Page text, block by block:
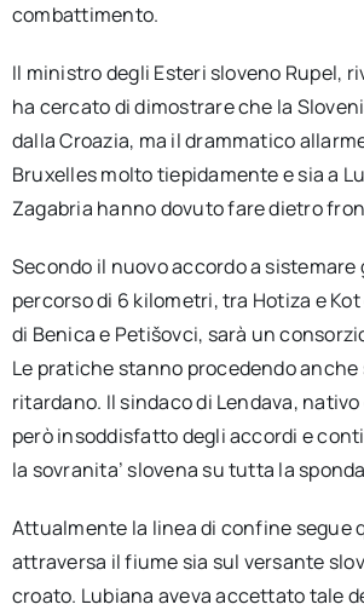
combattimento.
Il ministro degli Esteri sloveno Rupel,
ha cercato di dimostrare che la
dalla Croazia, ma il drammatico
Bruxelles molto tiepidamente e sia a
Zagabria hanno dovuto fare dietro
Secondo il nuovo accordo a
percorso di 6 kilometri, tra Hotiza e
di Benica e Petišovci, sarà un
Le pratiche stanno procedendo anche
ritardano. Il sindaco di Lendava,
però insoddisfatto degli accordi e
la sovranita’ slovena su tutta la
Attualmente la linea di confine segue
attraversa il fiume sia sul versante
croato. Lubiana aveva accettato tale